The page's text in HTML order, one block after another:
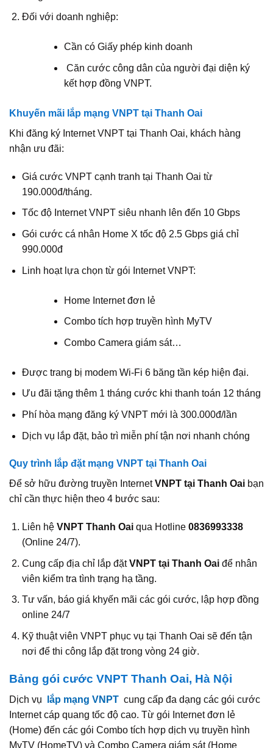
Đối với doanh nghiệp:
Cần có Giấy phép kinh doanh
Căn cước công dân của người đại diện ký
kết hợp đồng VNPT.
Khuyến mãi lắp mạng VNPT tại Thanh Oai
Khi đăng ký Internet VNPT tại Thanh Oai, khách hàng
nhận ưu đãi:
Giá cước VNPT cạnh tranh tại Thanh Oai từ
190.000đ/tháng.
Tốc độ Internet VNPT siêu nhanh lên đến 10 Gbps
Gói cước cá nhân Home X tốc độ 2.5 Gbps giá chỉ
990.000đ
Linh hoạt lựa chọn từ gói Internet VNPT:
Home Internet đơn lẻ
Combo tích hợp truyền hình MyTV
Combo Camera giám sát…
Được trang bị modem Wi-Fi 6 băng tần kép hiện đại.
Ưu đãi tặng thêm 1 tháng cước khi thanh toán 12 tháng
Phí hòa mạng đăng ký VNPT mới là 300.000đ/lần
Dịch vụ lắp đặt, bảo trì miễn phí tận nơi nhanh chóng
Quy trình lắp đặt mạng VNPT tại Thanh Oai
Để sở hữu đường truyền InternetVNPT tại Thanh Oai bạn
chỉ cần thực hiện theo 4 bước sau:
Liên hệ VNPT Thanh Oaiqua Hotline 0836993338
(Online 24/7).
Cung cấp địa chỉ lắp đặtVNPT tại Thanh Oaiđể nhân
viên kiểm tra tình trạng hạ tầng.
Tư vấn, báo giá khyến mãi các gói cước, lập hợp đồng
online 24/7
Kỹ thuật viên VNPT phục vụ tại Thanh Oai sẽ đến tận
nơi để thi công lắp đặt trong vòng 24 giờ.
Bảng gói cước VNPT Thanh Oai, Hà Nội
Dịch vụ lắp mạng VNPT cung cấp đa dạng các gói cước
Internet cáp quang tốc độ cao. Từ gói Internet đơn lẻ
(Home) đến các gói Combo tích hợp dịch vụ truyền hình
MyTV (HomeTV) và Combo Camera giám sát (Home